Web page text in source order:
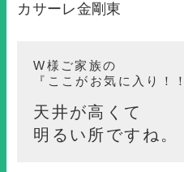
カサーレ金剛東
W様ご家族の
『ここがお気に入り！
天井が高くて
明るい所ですね。